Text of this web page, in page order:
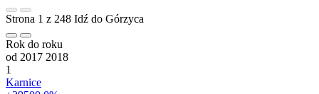
Strona 1 z 248 Idź do Górzyca
Rok do roku
od 2017 2018
1
Karnice